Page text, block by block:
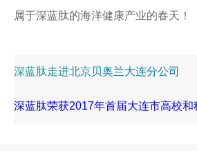
属于深蓝肽的海洋健康产业的春天！
深蓝肽走进北京贝奥兰大连分公司
深蓝肽荣获2017年首届大连市高校和